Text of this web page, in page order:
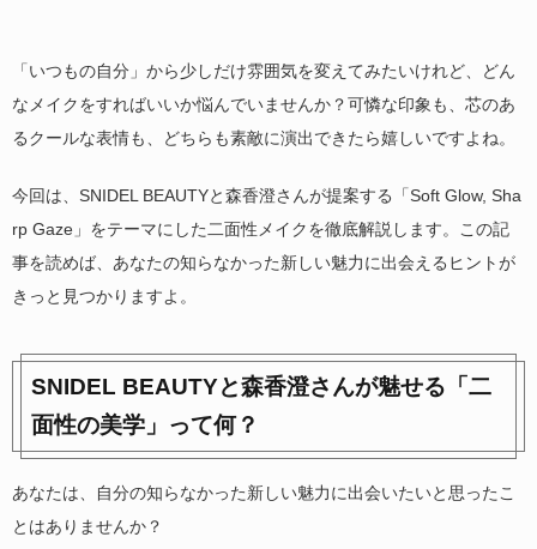
「いつもの自分」から少しだけ雰囲気を変えてみたいけれど、どん
なメイクをすればいいか悩んでいませんか？可憐な印象も、芯のあ
るクールな表情も、どちらも素敵に演出できたら嬉しいですよね。
今回は、SNIDEL BEAUTYと森香澄さんが提案する「Soft Glow, Sha
rp Gaze」をテーマにした二面性メイクを徹底解説します。この記
事を読めば、あなたの知らなかった新しい魅力に出会えるヒントが
きっと見つかりますよ。
SNIDEL BEAUTYと森香澄さんが魅せる「二
面性の美学」って何？
あなたは、自分の知らなかった新しい魅力に出会いたいと思ったこ
とはありませんか？